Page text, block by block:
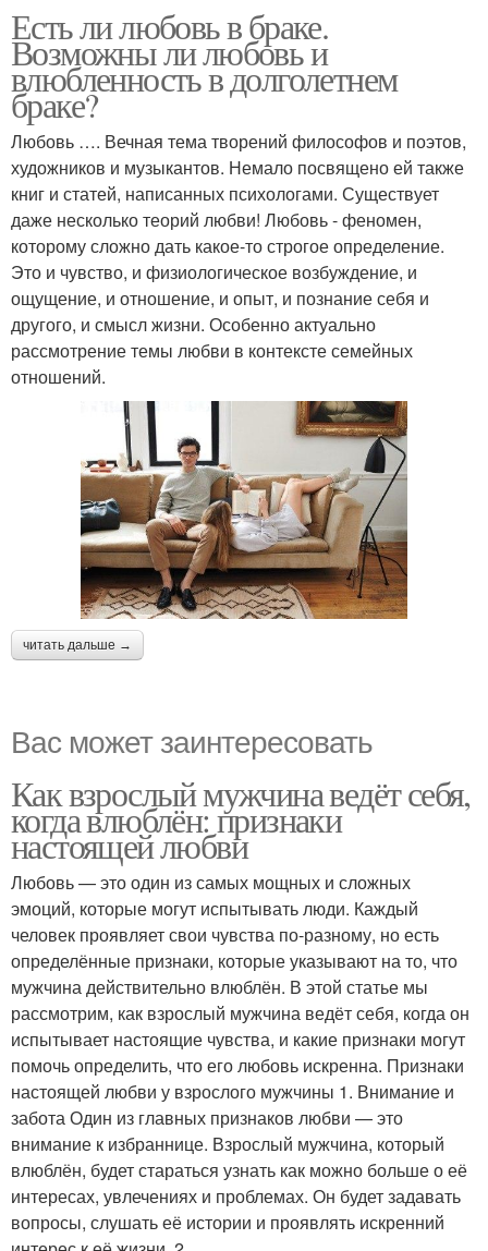
Есть ли любовь в браке.
Возможны ли любовь и
влюбленность в долголетнем
браке?
Любовь …. Вечная тема творений философов и поэтов,
художников и музыкантов. Немало посвящено ей также
книг и статей, написанных психологами. Существует
даже несколько теорий любви! Любовь - феномен,
которому сложно дать какое-то строгое определение.
Это и чувство, и физиологическое возбуждение, и
ощущение, и отношение, и опыт, и познание себя и
другого, и смысл жизни. Особенно актуально
рассмотрение темы любви в контексте семейных
отношений.
читать дальше →
Вас может заинтересовать
Как взрослый мужчина ведёт себя,
когда влюблён: признаки
настоящей любви
Любовь — это один из самых мощных и сложных
эмоций, которые могут испытывать люди. Каждый
человек проявляет свои чувства по-разному, но есть
определённые признаки, которые указывают на то, что
мужчина действительно влюблён. В этой статье мы
рассмотрим, как взрослый мужчина ведёт себя, когда он
испытывает настоящие чувства, и какие признаки могут
помочь определить, что его любовь искренна. Признаки
настоящей любви у взрослого мужчины 1. Внимание и
забота Один из главных признаков любви — это
внимание к избраннице. Взрослый мужчина, который
влюблён, будет стараться узнать как можно больше о её
интересах, увлечениях и проблемах. Он будет задавать
вопросы, слушать её истории и проявлять искренний